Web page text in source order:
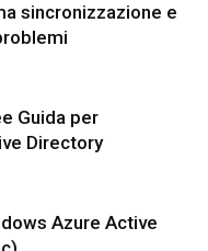
sincronizzazione e
Guida per
Directory
Azure Active